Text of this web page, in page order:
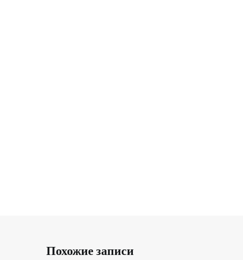
Похожие записи